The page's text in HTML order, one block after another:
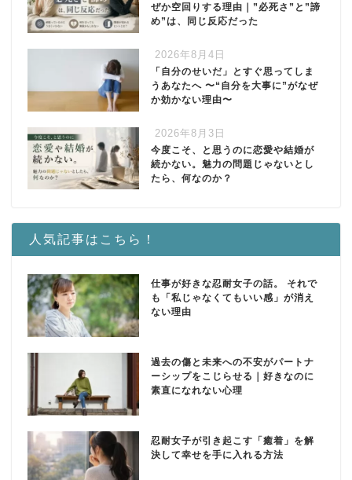
ぜか空回りする理由｜”必死さ”と”諦
め”は、同じ反応だった
2026年8月4日
「自分のせいだ」とすぐ思ってしま
うあなたへ 〜“自分を大事に”がなぜ
か効かない理由〜
2026年8月3日
今度こそ、と思うのに恋愛や結婚が
続かない。魅力の問題じゃないとし
たら、何なのか？
人気記事はこちら！
仕事が好きな忍耐女子の話。 それで
も「私じゃなくてもいい感」が消え
ない理由
過去の傷と未来への不安がパートナ
ーシップをこじらせる｜好きなのに
素直になれない心理
忍耐女子が引き起こす「癒着」を解
決して幸せを手に入れる方法